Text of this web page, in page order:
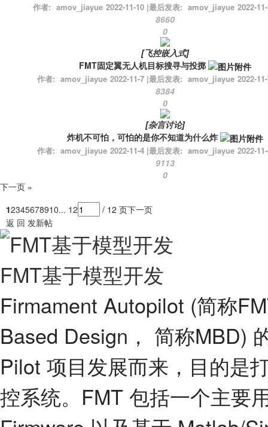
作者: amov_jiayue 2022-11-10 |最后发表: amov_jiayue 2022-
8660
0
[飞控嵌入式]
FMT固定翼无人机目标搜寻与投掷
作者: amov_jiayue 2022-11-7 |最后发表: amov_jiayue 2022-
8384
0
[杂言讨论]
炸机不可怕，可怕的是你不知道为什么炸
作者: amov_jiayue 2022-11-4 |最后发表: amov_jiayue 2022-
9113
0
下一页 »
12345678910... 12 / 12 页下一页
返 回 发新帖
FMT基于模型开发
Firmament Autopilot (简称
Based Design， 简称MBD)
Pilot 项目发展而来，目的是
控系统。FMT 包括一个主要